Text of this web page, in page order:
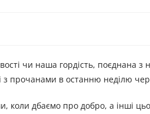
чи наша гордість, поєднана з
з прочанами в останню неділю
дбаємо про добро, а інші